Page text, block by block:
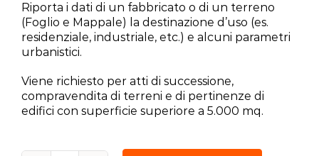
Riporta i dati di un fabbricato o di un terreno
(Foglio e Mappale) la destinazione d’uso (es.
residenziale, industriale, etc.) e alcuni parametri
urbanistici.
Viene richiesto per atti di successione,
compravendita di terreni e di pertinenze di
edifici con superficie superiore a 5.000 mq.